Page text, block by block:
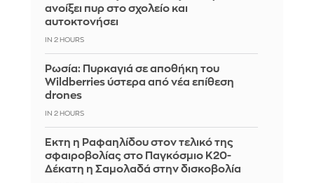
ανοίξει πυρ στο σχολείο και
αυτοκτονήσει
IN 2 HOURS
Ρωσία: Πυρκαγιά σε αποθήκη του
Wildberries ύστερα από νέα επίθεση
drones
IN 2 HOURS
Έκτη η Ραφαηλίδου στον τελικό της
σφαιροβολίας στο Παγκόσμιο Κ20-
Δέκατη η Σαμολαδά στην δισκοβολία